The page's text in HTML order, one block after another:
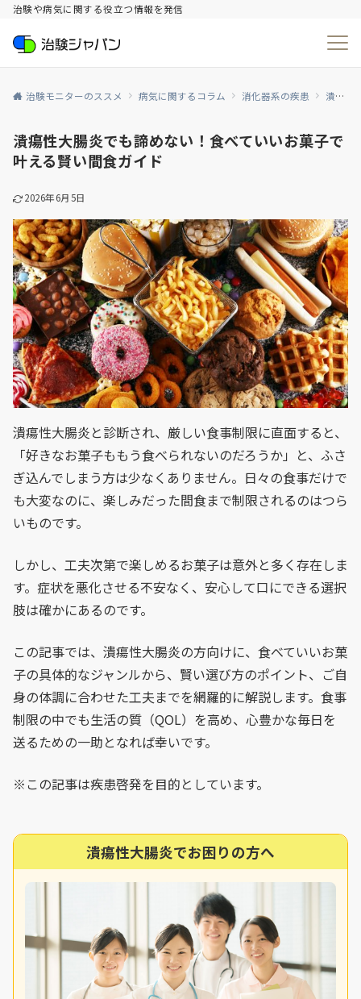
治験や病気に関する役立つ情報を発信
治験モニターのススメ 病気に関するコラム 消化器系の疾患 潰瘍性大腸炎
潰瘍性大腸炎でも諦めない！食べていいお菓子で
叶える賢い間食ガイド
2026年6月5日
潰瘍性大腸炎と診断され、厳しい食事制限に直面すると、
「好きなお菓子ももう食べられないのだろうか」と、ふさ
ぎ込んでしまう方は少なくありません。日々の食事だけで
も大変なのに、楽しみだった間食まで制限されるのはつら
いものです。
しかし、工夫次第で楽しめるお菓子は意外と多く存在しま
す。症状を悪化させる不安なく、安心して口にできる選択
肢は確かにあるのです。
この記事では、潰瘍性大腸炎の方向けに、食べていいお菓
子の具体的なジャンルから、賢い選び方のポイント、ご自
身の体調に合わせた工夫までを網羅的に解説します。食事
制限の中でも生活の質（QOL）を高め、心豊かな毎日を
送るための一助となれば幸いです。
※この記事は疾患啓発を目的としています。
潰瘍性大腸炎でお困りの方へ